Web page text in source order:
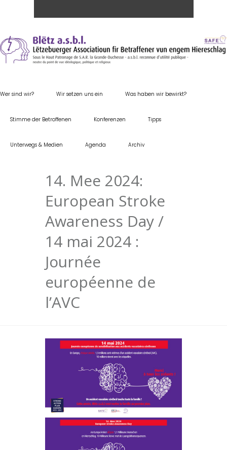
Wer sind wir? Wir setzen uns ein Was haben wir bewirkt?
Stimme der Betroffenen Konferenzen Tipps
Unterwegs & Medien Agenda Archiv
14. Mee 2024:
European Stroke
Awareness Day /
14 mai 2024 :
Journée
européenne de
l’AVC